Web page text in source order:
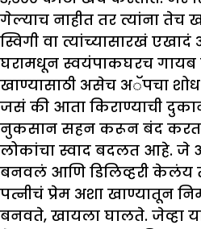
गेल्याच नाहीत तर त्यांना
स्विगी वा त्यांच्यासारखं
घरामधून स्वयंपाकघरच गायब
खाण्यासाठी असेच अॅपचा शोध
जसं की आता किराण्याची
नुकसान सहन करून बंद करत
लोकांचा स्वाद बदलत आहे. जे
बनवलं आणि डिलिव्हरी केलंय
पत्नीचं प्रेम अशा खाण्यातून
बनवते, खायला घालते. जेव्हा